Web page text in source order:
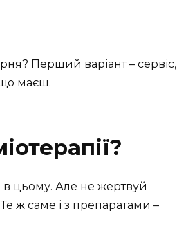
Перший варіант – сервіс,
маєш.
цьому. Але не жертвуй
ж саме і з препаратами –